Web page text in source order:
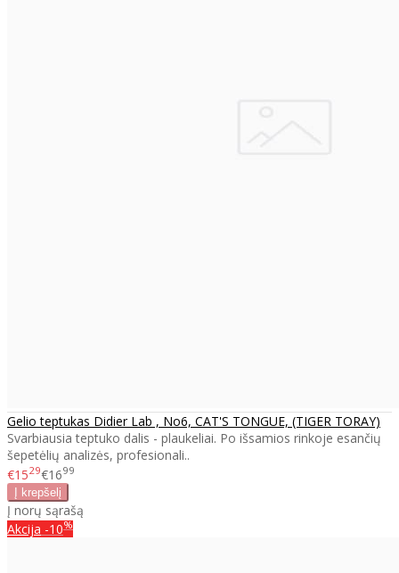
Gelio teptukas Didier Lab , No6, CAT'S TONGUE, (TIGER TORAY)
Svarbiausia teptuko dalis - plaukeliai. Po išsamios rinkoje esančių
šepetėlių analizės, profesionali..
€1529€1699
Į norų sąrašą
Akcija -10%